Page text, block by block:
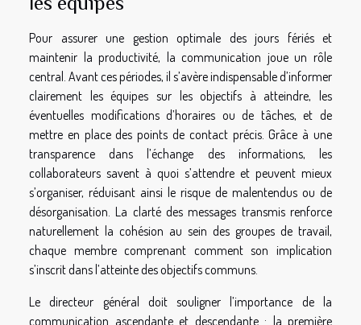
Pour assurer une gestion optimale des jours fériés et
maintenir la productivité, la communication joue un rôle
central. Avant ces périodes, il s’avère indispensable d’informer
clairement les équipes sur les objectifs à atteindre, les
éventuelles modifications d’horaires ou de tâches, et de
mettre en place des points de contact précis. Grâce à une
transparence dans l’échange des informations, les
collaborateurs savent à quoi s’attendre et peuvent mieux
s’organiser, réduisant ainsi le risque de malentendus ou de
désorganisation. La clarté des messages transmis renforce
naturellement la cohésion au sein des groupes de travail,
chaque membre comprenant comment son implication
s’inscrit dans l’atteinte des objectifs communs.
Le directeur général doit souligner l’importance de la
communication ascendante et descendante : la première